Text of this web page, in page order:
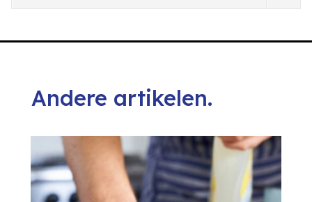
Andere artikelen.